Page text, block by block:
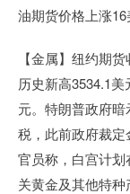
油期货价格上涨16
【金属】纽约期
历史新高3534.1
元。特朗普政府
税，此前政府裁定
官员称，白宫计
关黄金及其他特种